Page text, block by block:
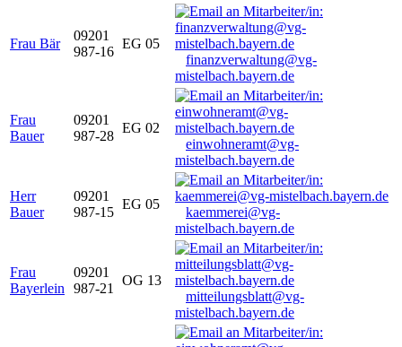
Frau Bär
09201
987-16
EG 05
finanzverwaltung@vg-
mistelbach.bayern.de
Frau
Bauer
09201
987-28
EG 02
einwohneramt@vg-
mistelbach.bayern.de
Herr
Bauer
09201
987-15
EG 05
kaemmerei@vg-
mistelbach.bayern.de
Frau
Bayerlein
09201
987-21
OG 13
mitteilungsblatt@vg-
mistelbach.bayern.de